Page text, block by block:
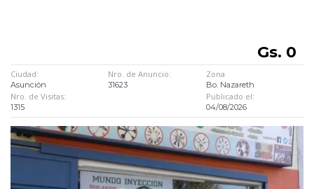
Gs. 0
Ciudad:
Asunción
Nro. de Anuncio:
31623
Zona
Bo. Nazareth
Nro. de Visitas:
1315
Publicado el:
04/08/2026